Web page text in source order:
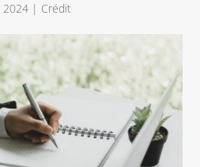
2024 | Crédit